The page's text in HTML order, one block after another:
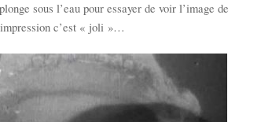
sous l’eau pour essayer de voir l’image de
c’est « joli »…